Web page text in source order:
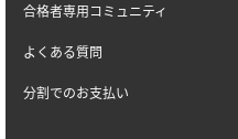
合格者専用コミュニティ
よくある質問
分割でのお支払い